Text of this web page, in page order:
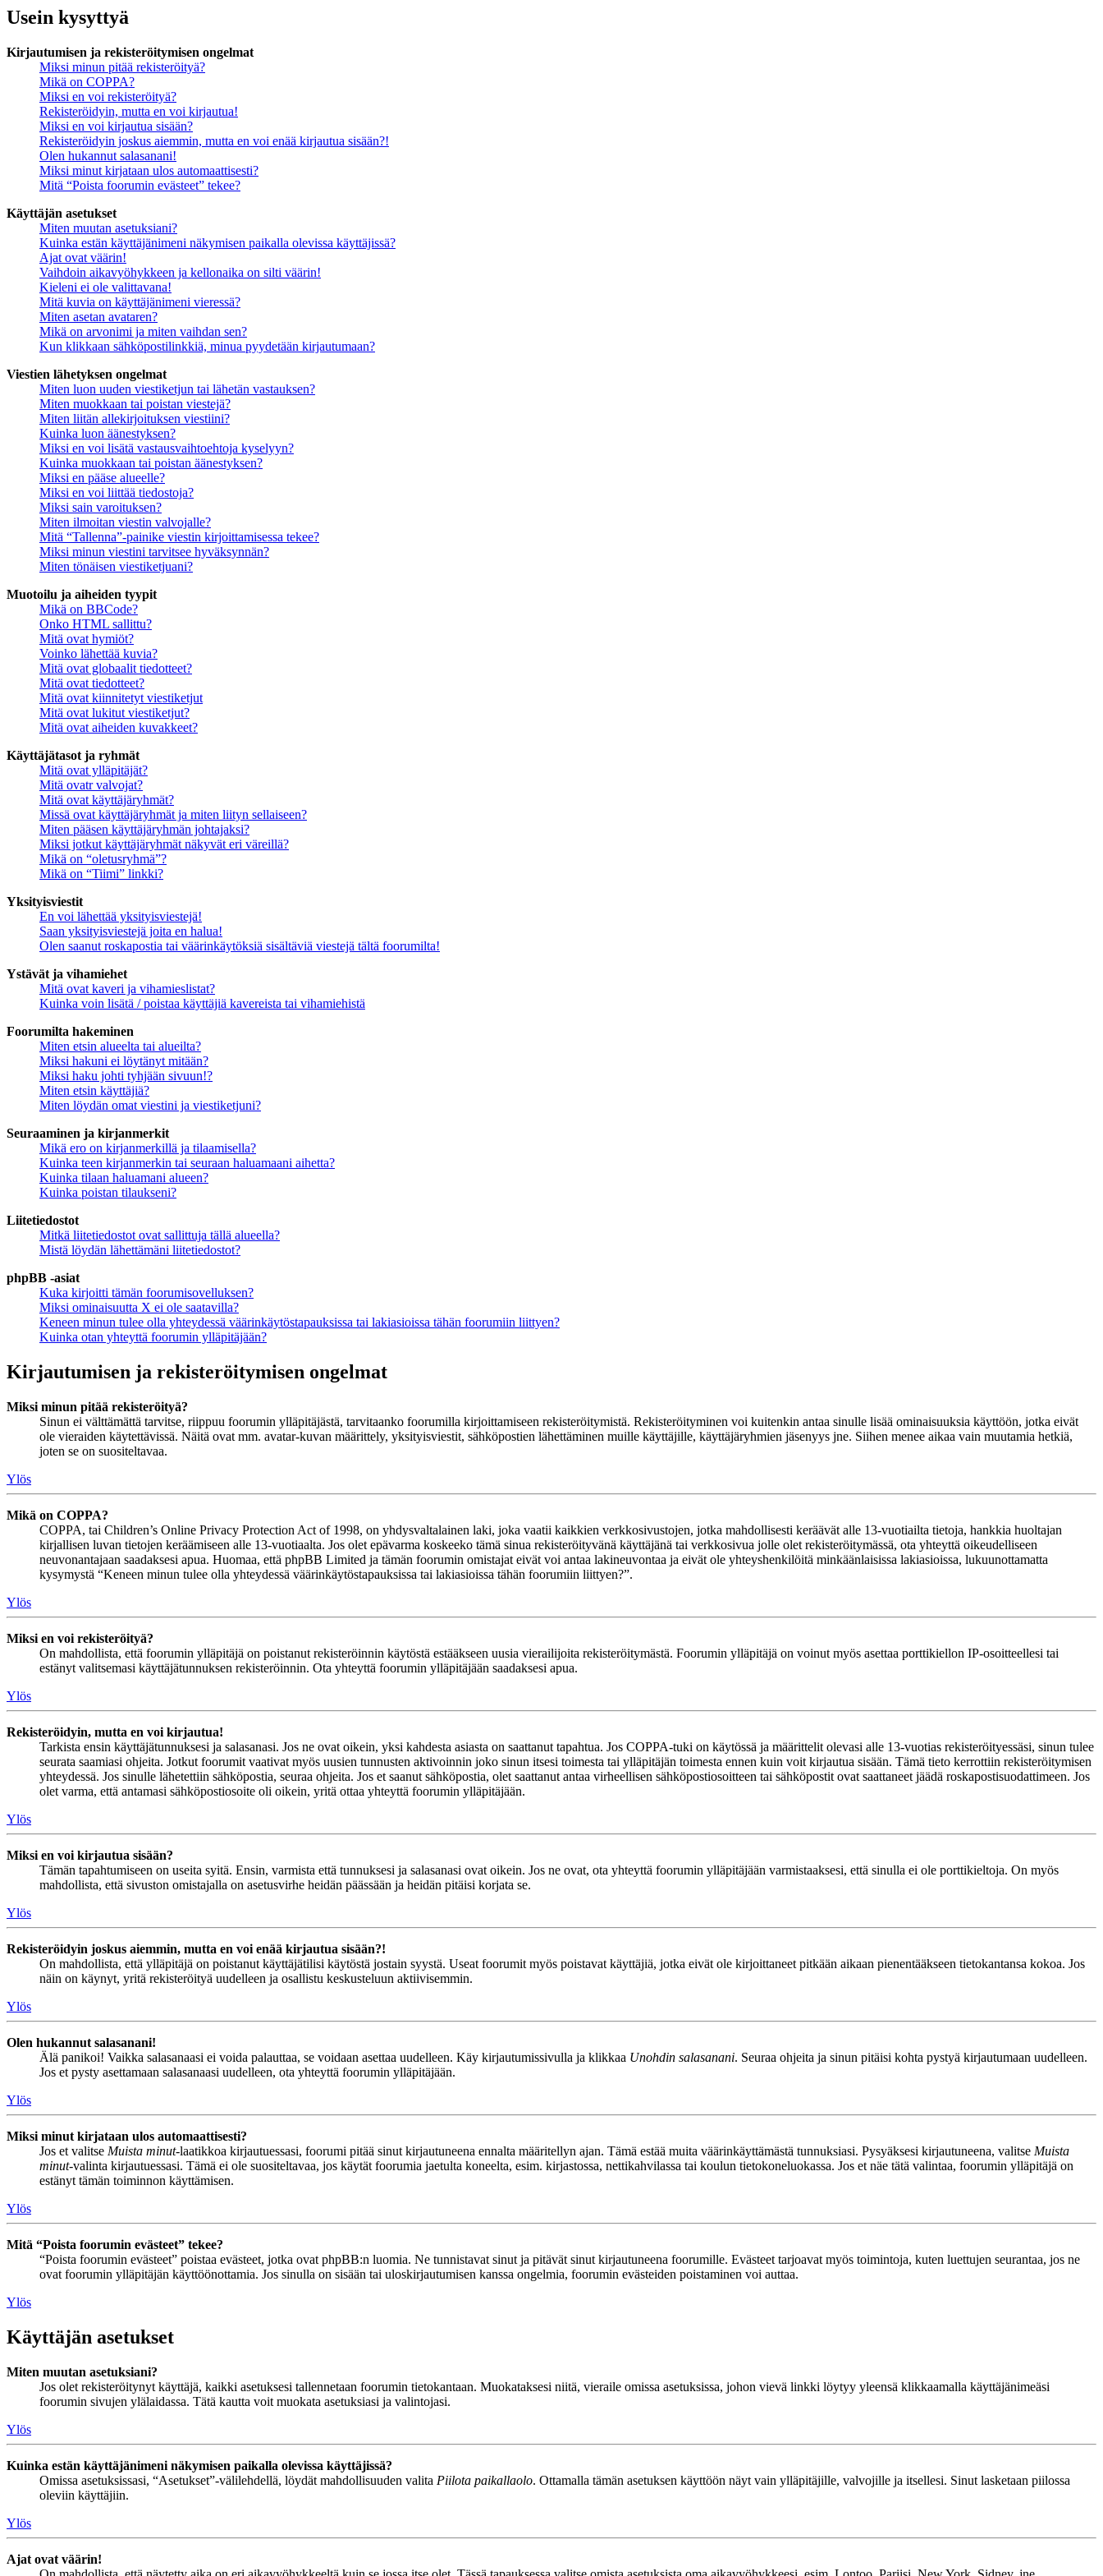
Usein kysyttyä
Kirjautumisen ja rekisteröitymisen ongelmat
Miksi minun pitää rekisteröityä?
Mikä on COPPA?
Miksi en voi rekisteröityä?
Rekisteröidyin, mutta en voi kirjautua!
Miksi en voi kirjautua sisään?
Rekisteröidyin joskus aiemmin, mutta en voi enää kirjautua sisään?!
Olen hukannut salasanani!
Miksi minut kirjataan ulos automaattisesti?
Mitä “Poista foorumin evästeet” tekee?
Käyttäjän asetukset
Miten muutan asetuksiani?
Kuinka estän käyttäjänimeni näkymisen paikalla olevissa käyttäjissä?
Ajat ovat väärin!
Vaihdoin aikavyöhykkeen ja kellonaika on silti väärin!
Kieleni ei ole valittavana!
Mitä kuvia on käyttäjänimeni vieressä?
Miten asetan avataren?
Mikä on arvonimi ja miten vaihdan sen?
Kun klikkaan sähköpostilinkkiä, minua pyydetään kirjautumaan?
Viestien lähetyksen ongelmat
Miten luon uuden viestiketjun tai lähetän vastauksen?
Miten muokkaan tai poistan viestejä?
Miten liitän allekirjoituksen viestiini?
Kuinka luon äänestyksen?
Miksi en voi lisätä vastausvaihtoehtoja kyselyyn?
Kuinka muokkaan tai poistan äänestyksen?
Miksi en pääse alueelle?
Miksi en voi liittää tiedostoja?
Miksi sain varoituksen?
Miten ilmoitan viestin valvojalle?
Mitä “Tallenna”-painike viestin kirjoittamisessa tekee?
Miksi minun viestini tarvitsee hyväksynnän?
Miten tönäisen viestiketjuani?
Muotoilu ja aiheiden tyypit
Mikä on BBCode?
Onko HTML sallittu?
Mitä ovat hymiöt?
Voinko lähettää kuvia?
Mitä ovat globaalit tiedotteet?
Mitä ovat tiedotteet?
Mitä ovat kiinnitetyt viestiketjut
Mitä ovat lukitut viestiketjut?
Mitä ovat aiheiden kuvakkeet?
Käyttäjätasot ja ryhmät
Mitä ovat ylläpitäjät?
Mitä ovatr valvojat?
Mitä ovat käyttäjäryhmät?
Missä ovat käyttäjäryhmät ja miten liityn sellaiseen?
Miten pääsen käyttäjäryhmän johtajaksi?
Miksi jotkut käyttäjäryhmät näkyvät eri väreillä?
Mikä on “oletusryhmä”?
Mikä on “Tiimi” linkki?
Yksityisviestit
En voi lähettää yksityisviestejä!
Saan yksityisviestejä joita en halua!
Olen saanut roskapostia tai väärinkäytöksiä sisältäviä viestejä tältä foorumilta!
Ystävät ja vihamiehet
Mitä ovat kaveri ja vihamieslistat?
Kuinka voin lisätä / poistaa käyttäjiä kavereista tai vihamiehistä
Foorumilta hakeminen
Miten etsin alueelta tai alueilta?
Miksi hakuni ei löytänyt mitään?
Miksi haku johti tyhjään sivuun!?
Miten etsin käyttäjiä?
Miten löydän omat viestini ja viestiketjuni?
Seuraaminen ja kirjanmerkit
Mikä ero on kirjanmerkillä ja tilaamisella?
Kuinka teen kirjanmerkin tai seuraan haluamaani aihetta?
Kuinka tilaan haluamani alueen?
Kuinka poistan tilaukseni?
Liitetiedostot
Mitkä liitetiedostot ovat sallittuja tällä alueella?
Mistä löydän lähettämäni liitetiedostot?
phpBB -asiat
Kuka kirjoitti tämän foorumisovelluksen?
Miksi ominaisuutta X ei ole saatavilla?
Keneen minun tulee olla yhteydessä väärinkäytöstapauksissa tai lakiasioissa tähän foorumiin liittyen?
Kuinka otan yhteyttä foorumin ylläpitäjään?
Kirjautumisen ja rekisteröitymisen ongelmat
Miksi minun pitää rekisteröityä?
Sinun ei välttämättä tarvitse, riippuu foorumin ylläpitäjästä, tarvitaanko foorumilla kirjoittamiseen rekisteröitymistä. Rekisteröityminen voi kuitenkin antaa sinulle lisää ominaisuuksia käyttöön, jotka eivät
ole vieraiden käytettävissä. Näitä ovat mm. avatar-kuvan määrittely, yksityisviestit, sähköpostien lähettäminen muille käyttäjille, käyttäjäryhmien jäsenyys jne. Siihen menee aikaa vain muutamia hetkiä,
joten se on suositeltavaa.
Ylös
Mikä on COPPA?
COPPA, tai Children’s Online Privacy Protection Act of 1998, on yhdysvaltalainen laki, joka vaatii kaikkien verkkosivustojen, jotka mahdollisesti keräävät alle 13-vuotiailta tietoja, hankkia huoltajan
kirjallisen luvan tietojen keräämiseen alle 13-vuotiaalta. Jos olet epävarma koskeeko tämä sinua rekisteröityvänä käyttäjänä tai verkkosivua jolle olet rekisteröitymässä, ota yhteyttä oikeudelliseen
neuvonantajaan saadaksesi apua. Huomaa, että phpBB Limited ja tämän foorumin omistajat eivät voi antaa lakineuvontaa ja eivät ole yhteyshenkilöitä minkäänlaisissa lakiasioissa, lukuunottamatta
kysymystä “Keneen minun tulee olla yhteydessä väärinkäytöstapauksissa tai lakiasioissa tähän foorumiin liittyen?”.
Ylös
Miksi en voi rekisteröityä?
On mahdollista, että foorumin ylläpitäjä on poistanut rekisteröinnin käytöstä estääkseen uusia vierailijoita rekisteröitymästä. Foorumin ylläpitäjä on voinut myös asettaa porttikiellon IP-osoitteellesi tai
estänyt valitsemasi käyttäjätunnuksen rekisteröinnin. Ota yhteyttä foorumin ylläpitäjään saadaksesi apua.
Ylös
Rekisteröidyin, mutta en voi kirjautua!
Tarkista ensin käyttäjätunnuksesi ja salasanasi. Jos ne ovat oikein, yksi kahdesta asiasta on saattanut tapahtua. Jos COPPA-tuki on käytössä ja määrittelit olevasi alle 13-vuotias rekisteröityessäsi, sinun tulee
seurata saamiasi ohjeita. Jotkut foorumit vaativat myös uusien tunnusten aktivoinnin joko sinun itsesi toimesta tai ylläpitäjän toimesta ennen kuin voit kirjautua sisään. Tämä tieto kerrottiin rekisteröitymisen
yhteydessä. Jos sinulle lähetettiin sähköpostia, seuraa ohjeita. Jos et saanut sähköpostia, olet saattanut antaa virheellisen sähköpostiosoitteen tai sähköpostit ovat saattaneet jäädä roskapostisuodattimeen. Jos
olet varma, että antamasi sähköpostiosoite oli oikein, yritä ottaa yhteyttä foorumin ylläpitäjään.
Ylös
Miksi en voi kirjautua sisään?
Tämän tapahtumiseen on useita syitä. Ensin, varmista että tunnuksesi ja salasanasi ovat oikein. Jos ne ovat, ota yhteyttä foorumin ylläpitäjään varmistaaksesi, että sinulla ei ole porttikieltoja. On myös
mahdollista, että sivuston omistajalla on asetusvirhe heidän päässään ja heidän pitäisi korjata se.
Ylös
Rekisteröidyin joskus aiemmin, mutta en voi enää kirjautua sisään?!
On mahdollista, että ylläpitäjä on poistanut käyttäjätilisi käytöstä jostain syystä. Useat foorumit myös poistavat käyttäjiä, jotka eivät ole kirjoittaneet pitkään aikaan pienentääkseen tietokantansa kokoa. Jos
näin on käynyt, yritä rekisteröityä uudelleen ja osallistu keskusteluun aktiivisemmin.
Ylös
Olen hukannut salasanani!
Älä panikoi! Vaikka salasanaasi ei voida palauttaa, se voidaan asettaa uudelleen. Käy kirjautumissivulla ja klikkaa Unohdin salasanani. Seuraa ohjeita ja sinun pitäisi kohta pystyä kirjautumaan uudelleen.
Jos et pysty asettamaan salasanaasi uudelleen, ota yhteyttä foorumin ylläpitäjään.
Ylös
Miksi minut kirjataan ulos automaattisesti?
Jos et valitse Muista minut-laatikkoa kirjautuessasi, foorumi pitää sinut kirjautuneena ennalta määritellyn ajan. Tämä estää muita väärinkäyttämästä tunnuksiasi. Pysyäksesi kirjautuneena, valitse Muista
minut-valinta kirjautuessasi. Tämä ei ole suositeltavaa, jos käytät foorumia jaetulta koneelta, esim. kirjastossa, nettikahvilassa tai koulun tietokoneluokassa. Jos et näe tätä valintaa, foorumin ylläpitäjä on
estänyt tämän toiminnon käyttämisen.
Ylös
Mitä “Poista foorumin evästeet” tekee?
“Poista foorumin evästeet” poistaa evästeet, jotka ovat phpBB:n luomia. Ne tunnistavat sinut ja pitävät sinut kirjautuneena foorumille. Evästeet tarjoavat myös toimintoja, kuten luettujen seurantaa, jos ne
ovat foorumin ylläpitäjän käyttöönottamia. Jos sinulla on sisään tai uloskirjautumisen kanssa ongelmia, foorumin evästeiden poistaminen voi auttaa.
Ylös
Käyttäjän asetukset
Miten muutan asetuksiani?
Jos olet rekisteröitynyt käyttäjä, kaikki asetuksesi tallennetaan foorumin tietokantaan. Muokataksesi niitä, vieraile omissa asetuksissa, johon vievä linkki löytyy yleensä klikkaamalla käyttäjänimeäsi
foorumin sivujen ylälaidassa. Tätä kautta voit muokata asetuksiasi ja valintojasi.
Ylös
Kuinka estän käyttäjänimeni näkymisen paikalla olevissa käyttäjissä?
Omissa asetuksissasi, “Asetukset”-välilehdellä, löydät mahdollisuuden valita Piilota paikallaolo. Ottamalla tämän asetuksen käyttöön näyt vain ylläpitäjille, valvojille ja itsellesi. Sinut lasketaan piilossa
oleviin käyttäjiin.
Ylös
Ajat ovat väärin!